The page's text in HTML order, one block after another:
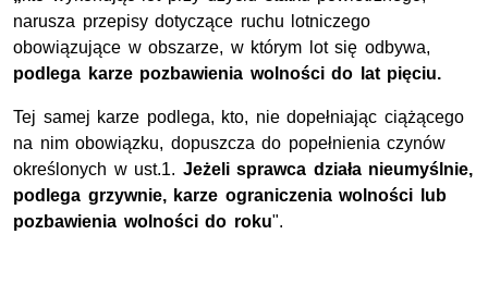
narusza przepisy dotyczące ruchu lotniczego
obowiązujące w obszarze, w którym lot się odbywa,
podlega karze pozbawienia wolności do lat pięciu.
Tej samej karze podlega, kto, nie dopełniając ciążącego
na nim obowiązku, dopuszcza do popełnienia czynów
określonych w ust.1. Jeżeli sprawca działa nieumyślnie,
podlega grzywnie, karze ograniczenia wolności lub
pozbawienia wolności do roku".